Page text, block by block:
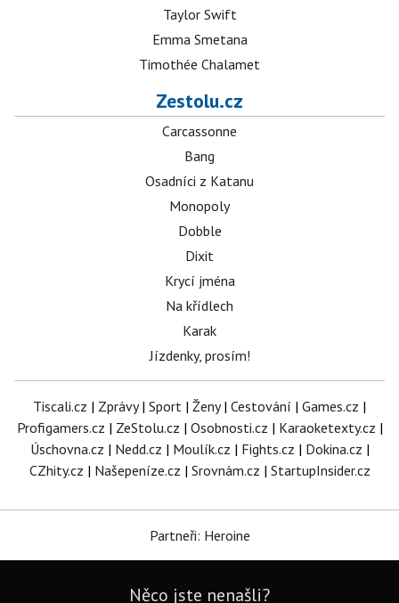
Taylor Swift
Emma Smetana
Timothée Chalamet
Zestolu.cz
Carcassonne
Bang
Osadníci z Katanu
Monopoly
Dobble
Dixit
Krycí jména
Na křídlech
Karak
Jízdenky, prosím!
Tiscali.cz | Zprávy| Sport | Ženy| Cestování | Games.cz |
Profigamers.cz | ZeStolu.cz | Osobnosti.cz | Karaoketexty.cz |
Úschovna.cz | Nedd.cz | Moulík.cz | Fights.cz | Dokina.cz |
CZhity.cz | Našepeníze.cz | Srovnám.cz | StartupInsider.cz
Partneři: Heroine
Něco jste nenašli?